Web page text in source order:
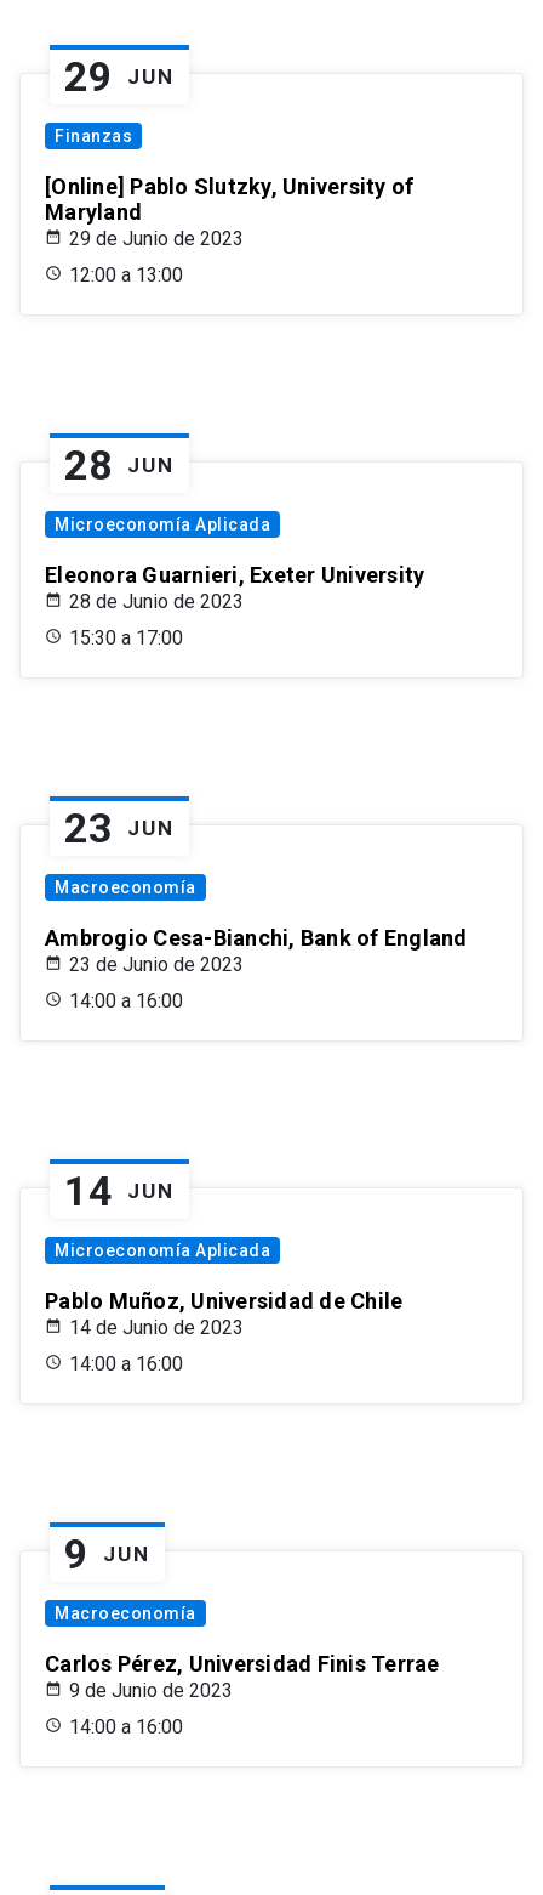
29 JUN
Finanzas
[Online] Pablo Slutzky, University of
Maryland
29 de Junio de 2023
12:00 a 13:00
28 JUN
Microeconomía Aplicada
Eleonora Guarnieri, Exeter University
28 de Junio de 2023
15:30 a 17:00
23 JUN
Macroeconomía
Ambrogio Cesa-Bianchi, Bank of England
23 de Junio de 2023
14:00 a 16:00
14 JUN
Microeconomía Aplicada
Pablo Muñoz, Universidad de Chile
14 de Junio de 2023
14:00 a 16:00
9 JUN
Macroeconomía
Carlos Pérez, Universidad Finis Terrae
9 de Junio de 2023
14:00 a 16:00